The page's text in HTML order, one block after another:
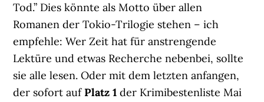
Tod.” Dies könnte als Motto über allen
Romanen der Tokio-Trilogie stehen – ich
empfehle: Wer Zeit hat für anstrengende
Lektüre und etwas Recherche nebenbei, sollte
sie alle lesen. Oder mit dem letzten anfangen,
der sofort aufPlatz 1 der Krimibestenliste Mai